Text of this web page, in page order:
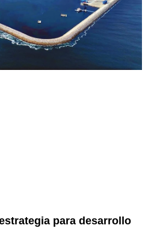
para desarrollo